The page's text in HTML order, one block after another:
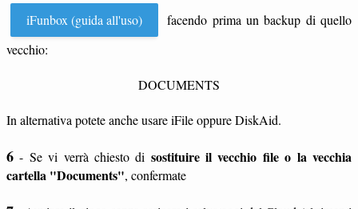
iFunbox (guida all'uso)
facendo prima un backup di quello
vecchio:
DOCUMENTS
In alternativa potete anche usare iFile oppure DiskAid.
6 - Se vi verrà chiesto di sostituire il vecchio file o la vecchia
cartella "Documents", confermate